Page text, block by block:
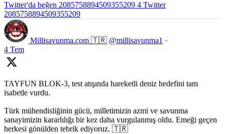
Twitter'da beğen 2085758894509355209 4 Twitter
2085758894509355209
Millisavunma.com 🇹🇷 @millisavunma1 ·
4 Tem
TAYFUN BLOK-3, test atışında hareketli deniz hedefini tam
isabetle vurdu.
Türk mühendisliğinin gücü, milletimizin azmi ve savunma
sanayimizin kararlılığı bir kez daha vurgulanmış oldu. Emeği geçen
herkesi gönülden tebrik ediyoruz. 🇹🇷